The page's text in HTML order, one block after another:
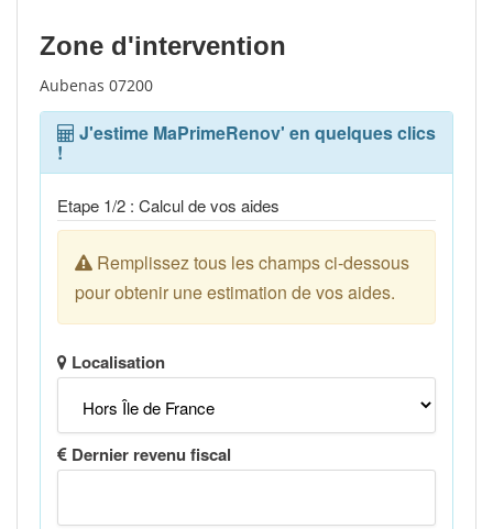
Zone d'intervention
Aubenas 07200